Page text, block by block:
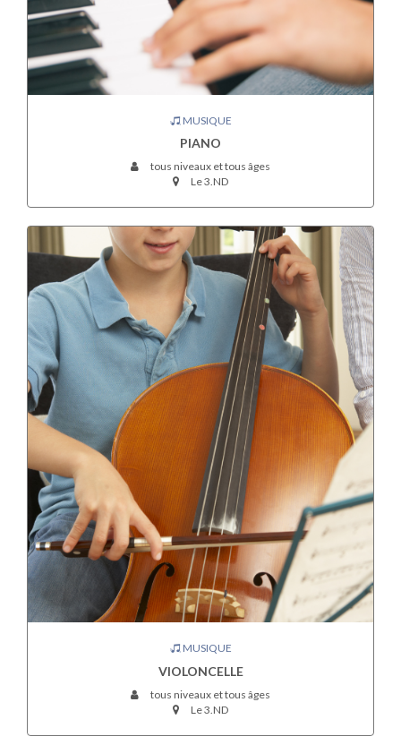
MUSIQUE
PIANO
tous niveaux et tous âges
Le 3.ND
MUSIQUE
VIOLONCELLE
tous niveaux et tous âges
Le 3.ND